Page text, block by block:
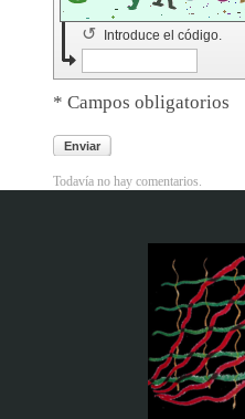
Introduce el código.
↺
* Campos obligatorios
Enviar
Todavía no hay comentarios.